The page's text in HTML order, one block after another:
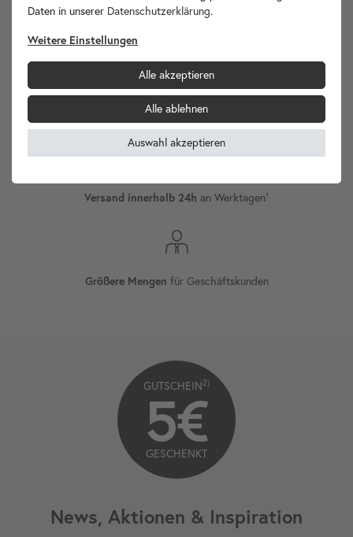
wohnfreuden.de -
InternationalerVersand
Versand innerhalb 24h an Werktagen¹
Größere Mengen für Geschäftskunden
News, Aktionen & Inspiration
GUTSCHEIN2)
5€
GESCHENKT
Daten in unserer Daten­schutz­erklärung.
Weitere Einstellungen
Alle akzeptieren
Alle ablehnen
Auswahl akzeptieren